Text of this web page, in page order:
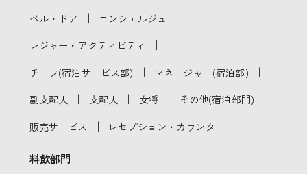
ベル・ドア ｜ コンシェルジュ ｜
レジャー・アクティビティ ｜
チーフ(宿泊サービス部) ｜ マネージャー(宿泊部) ｜
副支配人 ｜ 支配人 ｜ 女将 ｜ その他(宿泊部門) ｜
販売サービス ｜ レセプション・カウンター
料飲部門